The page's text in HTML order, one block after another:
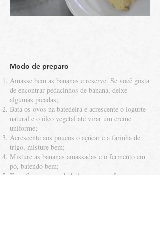
Modo de preparo
Amasse bem as bananas e reserve. Se você gosta
de encontrar pedacinhos de banana, deixe
algumas picadas;
Bata os ovos na batedeira e acrescente o iogurte
natural e o óleo vegetal até virar um creme
uniforme;
Acrescente aos poucos o açúcar e a farinha de
trigo, misture bem;
Misture as bananas amassadas e o fermento em
pó, batendo bem;
Transfira a massa do bolo para uma forma